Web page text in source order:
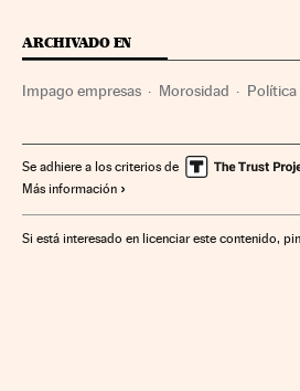
ARCHIVADO EN
Impago empresas Morosidad Política
Finanzas públicas Finanzas Política
Se adhiere a los criterios de
Más información
Si está interesado en licenciar este contenido,